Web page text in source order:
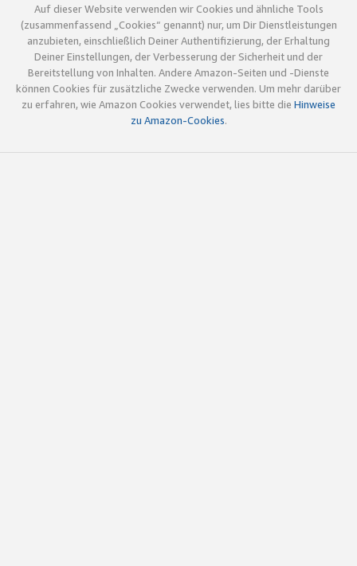
Auf dieser Website verwenden wir Cookies und ähnliche Tools
(zusammenfassend „Cookies“ genannt) nur, um Dir Dienstleistungen
anzubieten, einschließlich Deiner Authentifizierung, der Erhaltung
Deiner Einstellungen, der Verbesserung der Sicherheit und der
Bereitstellung von Inhalten. Andere Amazon-Seiten und -Dienste
können Cookies für zusätzliche Zwecke verwenden. Um mehr darüber
zu erfahren, wie Amazon Cookies verwendet, lies bitte die Hinweise
zu Amazon-Cookies.